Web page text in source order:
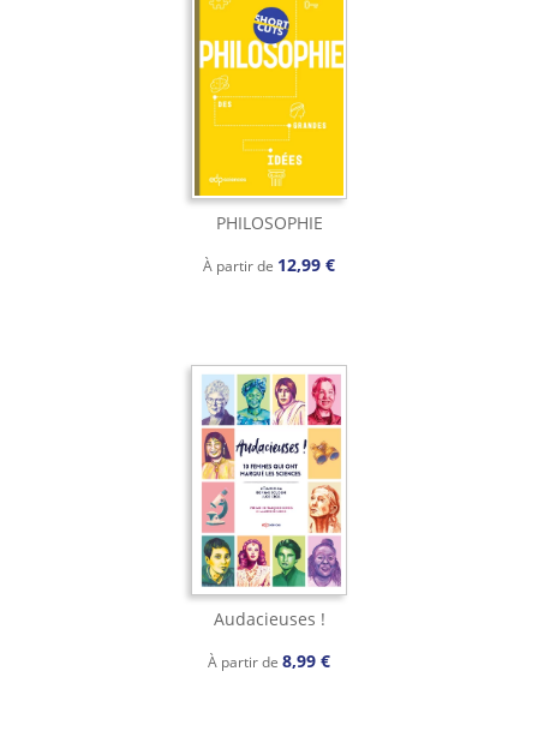
PHILOSOPHIE
À partir de 12,99 €
Audacieuses !
À partir de 8,99 €